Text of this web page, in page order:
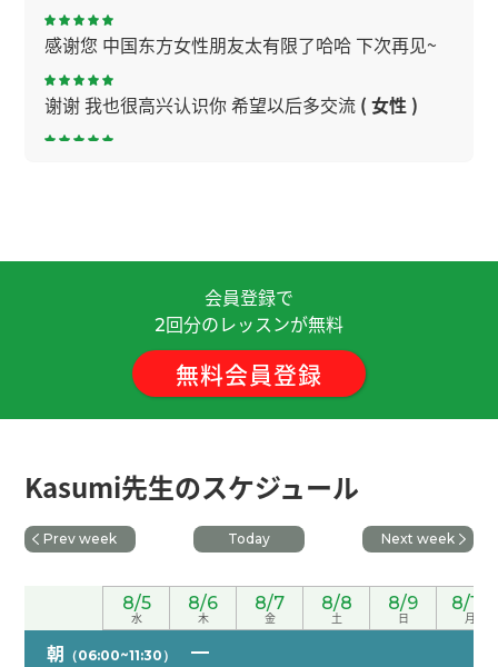
感谢您 中国东方女性朋友太有限了哈哈 下次再见~
谢谢 我也很高兴认识你 希望以后多交流 ( 女性 )
非常感謝 我的发音还不够好，所以我会每天练习，
争取一点点进步。 我希望再次见到你。 下次見
代 男性 )
いつもありがとうございます。中国語は発音が難し
いですが、頑張ります。また、よろしくお願いしま
す。
谢谢您的课！！
非常感謝 下次見 ( 40代 男性 )
会員登録で
2回分のレッスンが無料
無料会員登録
Kasumi先生のスケジュール
Prev week Today Next week
8/5
水
8/6
木
8/7
金
8/8
土
8/9
日
8/10
月
朝 （06:00~11:30）